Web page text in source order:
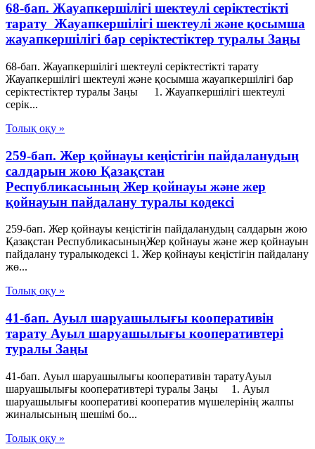
68-бап. Жауапкершілігі шектеулі серіктестікті
тарату Жауапкершілігі шектеулі және қосымша
жауапкершілігі бар серіктестіктер туралы Заңы
68-бап. Жауапкершілігі шектеулі серіктестікті тарату
Жауапкершілігі шектеулі және қосымша жауапкершілігі бар
серіктестіктер туралы Заңы 1. Жауапкершілігі шектеулі
серік...
Толық оқу »
259-бап. Жер қойнауы кеңістігін пайдаланудың
салдарын жою Қазақстан
Республикасының Жер қойнауы және жер
қойнауын пайдалану туралы кодексі
259-бап. Жер қойнауы кеңістігін пайдаланудың салдарын жою
Қазақстан РеспубликасыныңЖер қойнауы және жер қойнауын
пайдалану туралыкодексі 1. Жер қойнауы кеңістігін пайдалану
жө...
Толық оқу »
41-бап. Ауыл шаруашылығы кооперативін
тарату Ауыл шаруашылығы кооперативтері
туралы Заңы
41-бап. Ауыл шаруашылығы кооперативін таратуАуыл
шаруашылығы кооперативтері туралы Заңы 1. Ауыл
шаруашылығы кооперативі кооператив мүшелерінің жалпы
жиналысының шешiмi бо...
Толық оқу »